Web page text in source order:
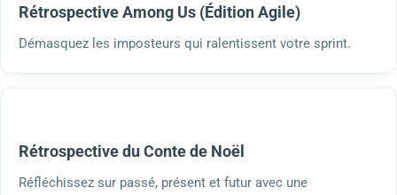
Rétrospective Among Us (Édition Agile)
Démasquez les imposteurs qui ralentissent votre sprint.
Rétrospective du Conte de Noël
Réfléchissez sur passé, présent et futur avec une